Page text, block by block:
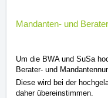
Mandanten- und
Um die BWA und SuSa
Berater- und
Diese wird bei der
daher übereinstimmen.